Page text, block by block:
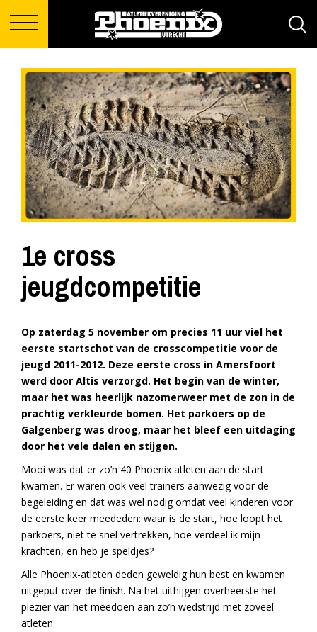
1e cross
jeugdcompetitie
Op zaterdag 5 november om precies 11 uur viel het
eerste startschot van de crosscompetitie voor de
jeugd 2011-2012. Deze eerste cross in Amersfoort
werd door Altis verzorgd. Het begin van de winter,
maar het was heerlijk nazomerweer met de zon in de
prachtig verkleurde bomen. Het parkoers op de
Galgenberg was droog, maar het bleef een uitdaging
door het vele dalen en stijgen.
Mooi was dat er zo’n 40 Phoenix atleten aan de start
kwamen. Er waren ook veel trainers aanwezig voor de
begeleiding en dat was wel nodig omdat veel kinderen voor
de eerste keer meededen: waar is de start, hoe loopt het
parkoers, niet te snel vertrekken, hoe verdeel ik mijn
krachten, en heb je speldjes?
Alle Phoenix-atleten deden geweldig hun best en kwamen
uitgeput over de finish. Na het uithijgen overheerste het
plezier van het meedoen aan zo’n wedstrijd met zoveel
atleten.